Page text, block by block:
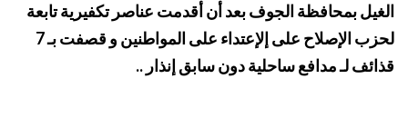
الغيل بمحافظة الجوف بعد أن أقدمت عناصر تكفيرية تابعة
لحزب الإصلاح على إلإعتداء على المواطنين و قصفت بـ 7
قذائف لـ مدافع ساحلية دون سابق إنذار ..